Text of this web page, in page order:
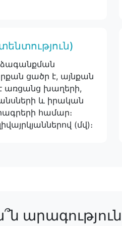
ցածր է, այնքան
առցանց խաղերի,
և իրական
համար։
(մվ)։